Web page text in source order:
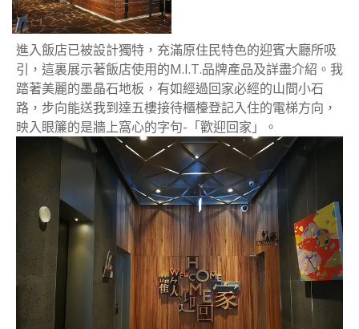
進入飯店已被設計獨特，充滿原住民特色的迎賓大廳所吸
引，這裏展示著飯店使用的M.I.T.品牌產品及詳盡介紹。我
踏著美麗的墨晶石地板，有如經過回家必經的山間小石
路，步向能送我到達五樓接待櫃檯登記入住的電梯方向，
映入眼簾的是牆上窩心的字句-「歡迎回家」。